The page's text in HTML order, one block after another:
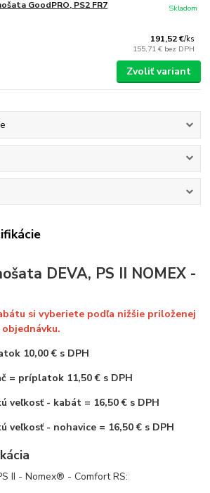
GoodPRO, PS2 FR7
191,52 €/ks
155,71 € bez DPH
Skladom
Zvoliť variant
DEVA, PS II NOMEX -
si vyberiete podľa nižšie priloženej
10,00 € s DPH
= príplatok 11,50 € s DPH
veľkosť - kabát = 16,50 € s DPH
veľkosť - nohavice = 16,50 € s DPH
II - Nomex® - Comfort RS: